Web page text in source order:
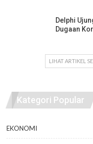
Delphi
Dugaan
LIHAT ARTIKEL
Kategori Popular
EKONOMI